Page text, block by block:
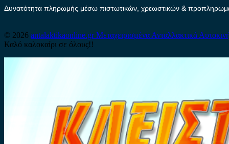
Δυνατότητα πληρωμής μέσω πιστωτικών, χρεωστικών &
© 2026 antalaktikaonline.grΜεταχειρισμένα Ανταλλακτικά
Καλό καλοκαίρι σε όλους!!